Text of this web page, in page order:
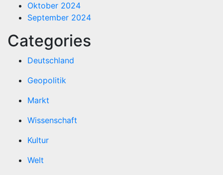
Oktober 2024
September 2024
Categories
Deutschland
Geopolitik
Markt
Wissenschaft
Kultur
Welt